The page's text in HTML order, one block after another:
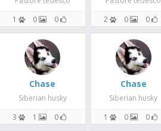
1
0 0
2
0 0
Chase
Siberian husky
3
1 0
Chase
Siberian husky
1
0 0